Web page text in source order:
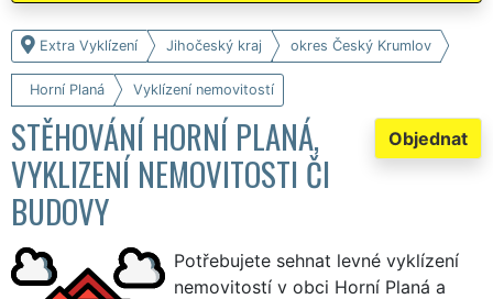
Extra Vyklízení Jihočeský kraj okres Český Krumlov
Horní Planá Vyklízení nemovitostí
Objednat
STĚHOVÁNÍ HORNÍ PLANÁ,
VYKLIZENÍ NEMOVITOSTI ČI
BUDOVY
Potřebujete sehnat levné vyklízení
nemovitostí v obci Horní Planá a